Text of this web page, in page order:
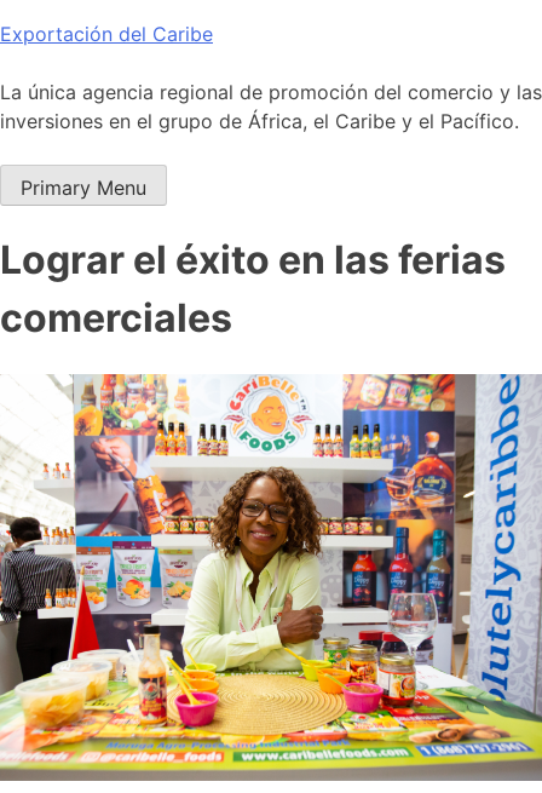
Skip
content
Exportación del Caribe
La única agencia regional de promoción del comercio y las
inversiones en el grupo de África, el Caribe y el Pacífico.
Primary Menu
Lograr el éxito en las ferias
comerciales